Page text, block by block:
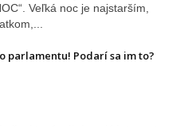
Veľká noc je najstarším,
parlamentu! Podarí sa im to?